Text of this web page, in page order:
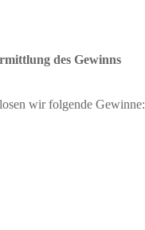
des Gewinns
wir folgende Gewinne: